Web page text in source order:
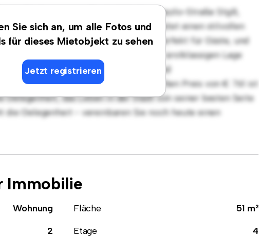
Sie sich an, um alle Fotos und
für dieses Mietobjekt zu sehen
Jetzt registrieren
Rückzugsort in Bischof-Stefan-Laszlo-Straße Stg.8,
moderne 2 Schlafzimmer-Wohnung bietet einen stilvollen
offene Raumaufteilung eignet sich perfekt für Gäste, und
Geräten ausgestattet. Dank der erstklassigen Lage
besten Restaurants, Geschäften und
entfernt. Mit einem erschwinglichen Preis von € 761 ist
Gelegenheit, das Leben in der Stadt von seiner besten Seite
die Gelegenheit - vereinbaren Sie noch heute einen
Immobilie
Wohnung Fläche
51 m²
2 Etage 4